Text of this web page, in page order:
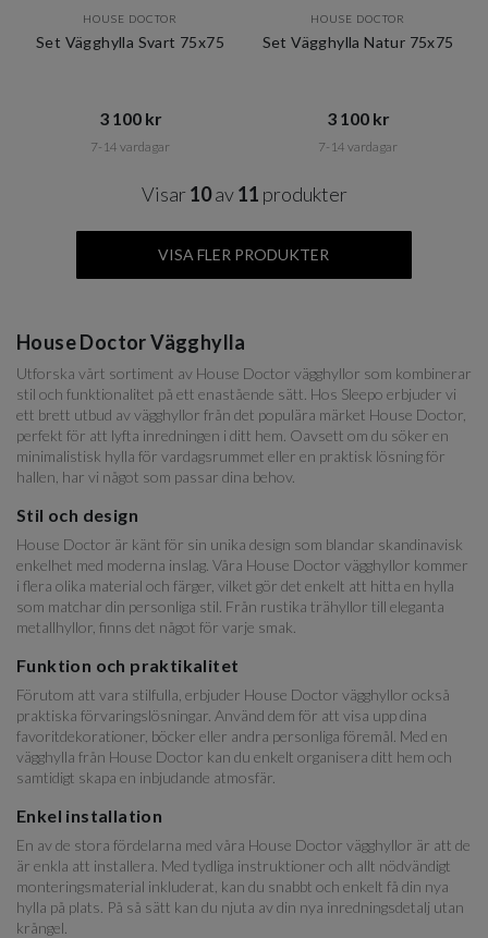
HOUSE DOCTOR
Set Vägghylla Svart 75x75
3 100 kr​​
7-14 vardagar
HOUSE DOCTOR
Set Vägghylla Natur 75x75
3 100 kr​​
7-14 vardagar
Visar 10av11 produkter
VISA FLER PRODUKTER
House Doctor Vägghylla
Utforska vårt sortiment av House Doctor vägghyllor som kombinerar
stil och funktionalitet på ett enastående sätt. Hos Sleepo erbjuder vi
ett brett utbud av vägghyllor från det populära märket House Doctor,
perfekt för att lyfta inredningen i ditt hem. Oavsett om du söker en
minimalistisk hylla för vardagsrummet eller en praktisk lösning för
hallen, har vi något som passar dina behov.
Stil och design
House Doctor är känt för sin unika design som blandar skandinavisk
enkelhet med moderna inslag. Våra House Doctor vägghyllor kommer
i flera olika material och färger, vilket gör det enkelt att hitta en hylla
som matchar din personliga stil. Från rustika trähyllor till eleganta
metallhyllor, finns det något för varje smak.
Funktion och praktikalitet
Förutom att vara stilfulla, erbjuder House Doctor vägghyllor också
praktiska förvaringslösningar. Använd dem för att visa upp dina
favoritdekorationer, böcker eller andra personliga föremål. Med en
vägghylla från House Doctor kan du enkelt organisera ditt hem och
samtidigt skapa en inbjudande atmosfär.
Enkel installation
En av de stora fördelarna med våra House Doctor vägghyllor är att de
är enkla att installera. Med tydliga instruktioner och allt nödvändigt
monteringsmaterial inkluderat, kan du snabbt och enkelt få din nya
hylla på plats. På så sätt kan du njuta av din nya inredningsdetalj utan
krångel.